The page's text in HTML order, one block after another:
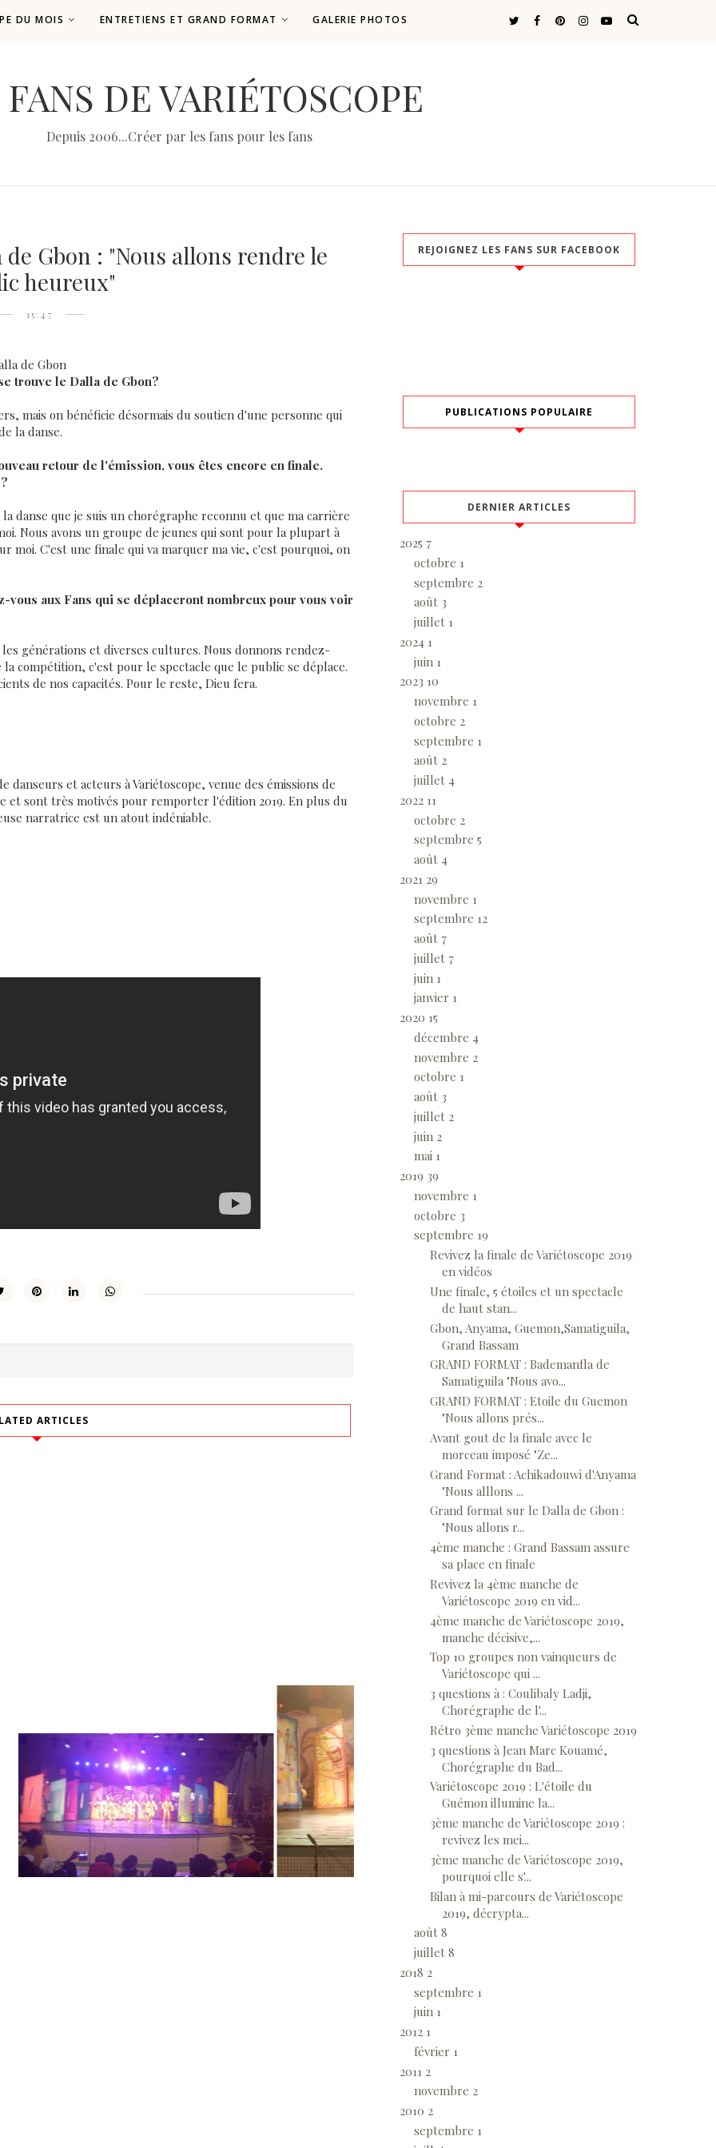
DE VARIÉTOSCOPE
Depuis 2006...Créer par les fans pour les fans
DU MOIS ENTRETIENS ET GRAND FORMAT GALERIE PHOTOS
Gbon : "Nous allons rendre le
heureux"
15:47
de Gbon
trouve le Dalla de Gbon?
mais on bénéficie désormais du soutien d'une personne qui
la danse.
retour de l'émission, vous êtes encore en finale.
danse que je suis un chorégraphe reconnu et que ma carrière
Nous avons un groupe de jeunes qui sont pour la plupart à
moi. C'est une finale qui va marquer ma vie, c'est pourquoi, on
aux Fans qui se déplaceront nombreux pour vous voir
générations et diverses cultures. Nous donnons rendez-
compétition, c'est pour le spectacle que le public se déplace.
de nos capacités. Pour le reste, Dieu fera.
et acteurs à Variétoscope, venue des émissions de
et sont très motivés pour remporter l'édition 2019. En plus du
narratrice est un atout indéniable.
ARTICLES
REJOIGNEZ LES FANS SUR FACEBOOK
PUBLICATIONS POPULAIRE
DERNIER ARTICLES
2025 7
octobre 1
septembre 2
août 3
juillet 1
2024 1
juin 1
2023 10
novembre 1
octobre 2
septembre 1
août 2
juillet 4
2022 11
octobre 2
septembre 5
août 4
2021 29
novembre 1
septembre 12
août 7
juillet 7
juin 1
janvier 1
2020 15
décembre 4
novembre 2
octobre 1
août 3
juillet 2
juin 2
mai 1
2019 39
novembre 1
octobre 3
septembre 19
Revivez la finale de Variétoscope 2019
en vidéos
Une finale, 5 étoiles et un spectacle
de haut stan...
Gbon, Anyama, Guemon,Samatiguila,
Grand Bassam
GRAND FORMAT : Bademanfla de
Samatiguila "Nous avo...
GRAND FORMAT : Etoile du Guemon
"Nous allons prés...
Avant gout de la finale avec le
morceau imposé "Ze...
Grand Format : Achikadouwi d'Anyama
"Nous alllons ...
Grand format sur le Dalla de Gbon :
"Nous allons r...
4ème manche : Grand Bassam assure
sa place en finale
Revivez la 4ème manche de
Variétoscope 2019 en vid...
4ème manche de Variétoscope 2019,
manche décisive,...
Top 10 groupes non vainqueurs de
Variétoscope qui ...
3 questions à : Coulibaly Ladji,
Chorégraphe de l'...
Rétro 3ème manche Variétoscope 2019
3 questions à Jean Marc Kouamé,
Chorégraphe du Bad...
Variétoscope 2019 : L'étoile du
Guémon illumine la...
3ème manche de Variétoscope 2019 :
revivez les mei...
3ème manche de Variétoscope 2019,
pourquoi elle s'...
Bilan à mi-parcours de Variétoscope
2019, décrypta...
août 8
juillet 8
2018 2
septembre 1
juin 1
2012 1
février 1
2011 2
novembre 2
2010 2
septembre 1